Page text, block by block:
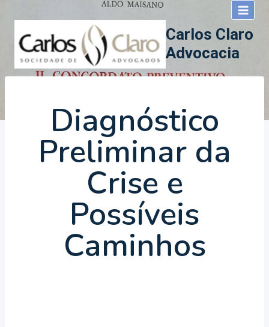
Conteúdo
Carlos Claro
Advocacia
Diagnóstico
Preliminar da
Crise e
Possíveis
Caminhos